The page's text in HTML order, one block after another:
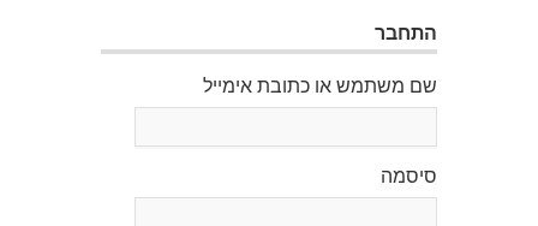
התחבר
שם משתמש או כתובת אימייל
סיסמה